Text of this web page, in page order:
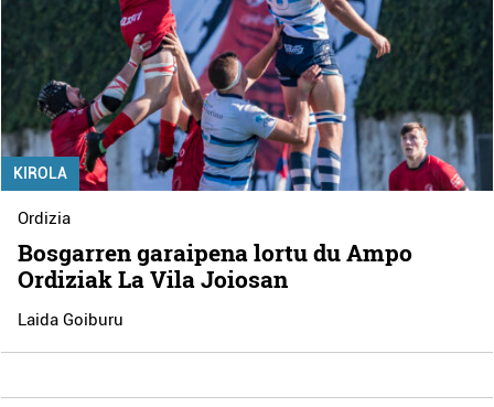
KIROLA
Ordizia
Bosgarren garaipena lortu du Ampo
Ordiziak La Vila Joiosan
Laida Goiburu